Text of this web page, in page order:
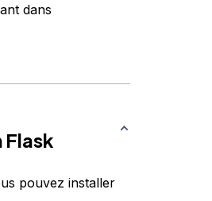
dans
pouvez installer